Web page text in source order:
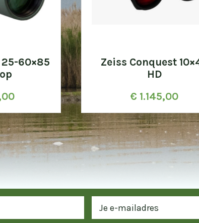
25-60×85
Zeiss Conquest
HD
€ 1.145,00